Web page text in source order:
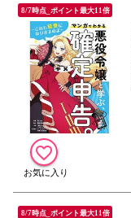
8/7時点_ポイント最大11倍
8/7時点_ポイント最大11倍